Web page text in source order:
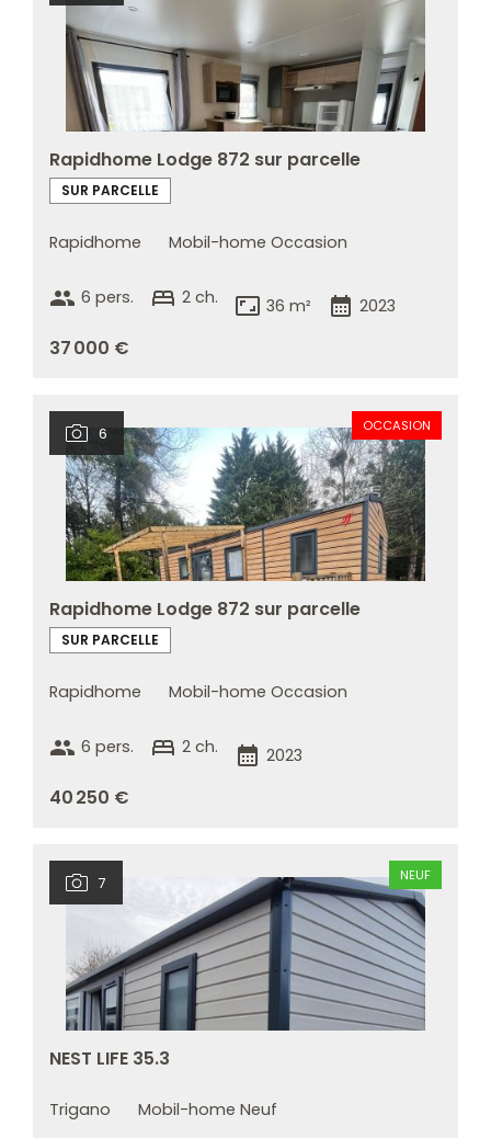
Rapidhome Lodge 872 sur parcelle
SUR PARCELLE
Rapidhome Mobil-home Occasion
group 6 pers. bed 2 ch. aspect_ratio 36 m² calendar_month 2023
37 000 €
6 OCCASION
Rapidhome Lodge 872 sur parcelle
SUR PARCELLE
Rapidhome Mobil-home Occasion
group 6 pers. bed 2 ch. calendar_month 2023
40 250 €
7 NEUF
NEST LIFE 35.3
Trigano Mobil-home Neuf